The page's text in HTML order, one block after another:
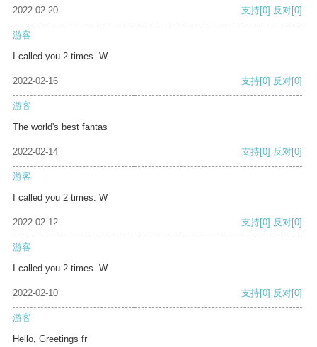
2022-02-20 支持[0] 反对[0]
游客
I called you 2 times. W
2022-02-16 支持[0] 反对[0]
游客
The world's best fantas
2022-02-14 支持[0] 反对[0]
游客
I called you 2 times. W
2022-02-12 支持[0] 反对[0]
游客
I called you 2 times. W
2022-02-10 支持[0] 反对[0]
游客
Hello, Greetings fr